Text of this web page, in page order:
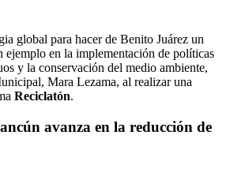
global para hacer de Benito Juárez un
ejemplo en la implementación de políticas
y la conservación del medio ambiente,
Mara Lezama, al realizar una
Reciclatón.
avanza en la reducción de